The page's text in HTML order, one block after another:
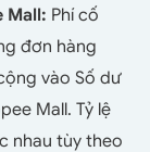
Mall: Phí cố
đơn hàng
vào Số dư
Mall. Tỷ lệ
nhau tùy theo